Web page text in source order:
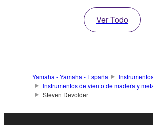
Ver Todo
Yamaha - Yamaha - España
Instrumentos de viento de madera y
Steven Devolder